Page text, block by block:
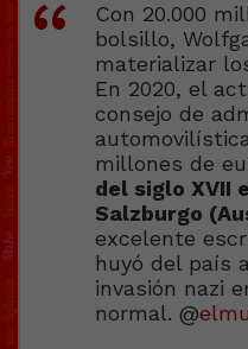
Con 20.000
bolsillo,
materializar
En 2020, el
consejo de
millones de
del siglo XVII
Salzburgo
excelente
huyó del país
invasión nazi
normal. @